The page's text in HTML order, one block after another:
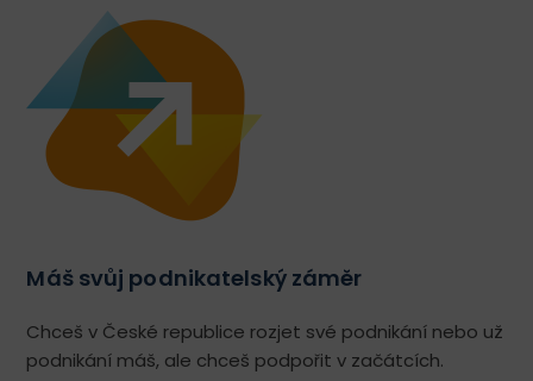
Máš svůj podnikatelský záměr
Chceš v České republice rozjet své podnikání nebo už
podnikání máš, ale chceš podpořit v začátcích.